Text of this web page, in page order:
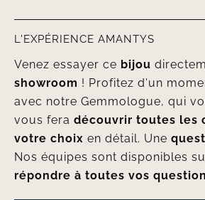
L'EXPÉRIENCE AMANTYS
Venez essayer ce bijou
showroom ! Profitez d'un
avec notre Gemmologue, qui
vous fera découvrir toutes les
votre choix en détail. Une
Nos équipes sont disponibles
répondre à toutes vos